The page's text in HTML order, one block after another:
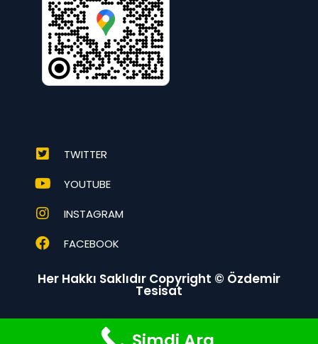
TWITTER
YOUTUBE
INSTAGRAM
FACEBOOK
Her Hakkı Saklıdır Copyright © Özdemir
Tesisat